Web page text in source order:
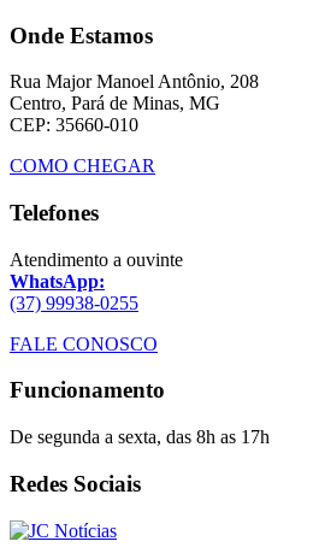
Onde Estamos
Rua Major Manoel Antônio, 208
Centro, Pará de Minas, MG
CEP: 35660-010
COMO CHEGAR
Telefones
Atendimento a ouvinte
WhatsApp:
(37) 99938-0255
FALE CONOSCO
Funcionamento
De segunda a sexta, das 8h as 17h
Redes Sociais